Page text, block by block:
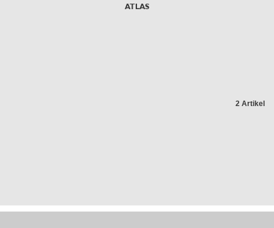
ATLAS
2 Artikel